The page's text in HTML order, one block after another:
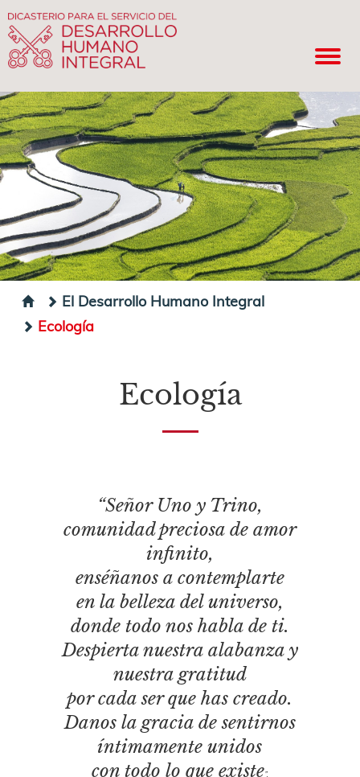
El Desarrollo Humano Integral
Ecología
Ecología
“Señor Uno y Trino,
comunidad preciosa de amor
infinito,
enséñanos a contemplarte
en la belleza del universo,
donde todo nos habla de ti.
Despierta nuestra alabanza y
nuestra gratitud
por cada ser que has creado.
Danos la gracia de sentirnos
íntimamente unidos
con todo lo que existe”.